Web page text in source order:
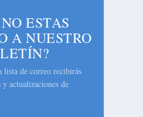
ESTAS
A NUESTRO
lista de correo recibirás
actualizaciones de